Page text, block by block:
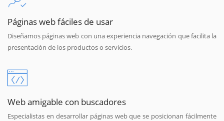
Páginas web fáciles de usar
Diseñamos páginas web con una experiencia navegación que facilita la
presentación de los productos o servicios.
Web amigable con buscadores
Especialistas en desarrollar páginas web que se posicionan fácilmente